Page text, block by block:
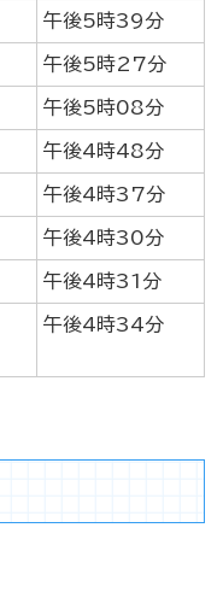
午後5時39分
午後5時27分
午後5時08分
午後4時48分
午後4時37分
午後4時30分
午後4時31分
午後4時34分